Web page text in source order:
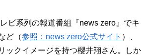
ビ系列の報道番組『news zero』でキ
ど（参照：news zero公式サイト ）、
ックイメージを持つ櫻井翔さん。しか